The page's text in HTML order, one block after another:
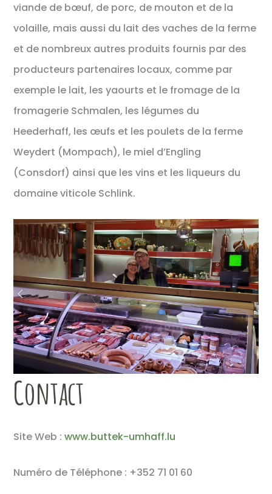
viande de bœuf, de porc, de mouton et de la
volaille, mais aussi du lait des vaches de la ferme
et de nombreux autres produits fournis par des
producteurs partenaires locaux, comme par
exemple le lait, les yaourts et le fromage de la
fromagerie Schmalen, les légumes du
Heederhaff, les œufs et les poulets de la ferme
Weydert (Mompach), le miel d’Engling
(Consdorf) ainsi que les vins et les liqueurs du
domaine viticole Schlink.
Contact
Site Web :www.buttek-umhaff.lu
Numéro de Téléphone : +352 71 01 60